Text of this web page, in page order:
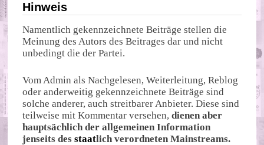
Hinweis
Namentlich gekennzeichnete Beiträge stellen die
Meinung des Autors des Beitrages dar und nicht
unbedingt die der Partei.
Vom Admin als Nachgelesen, Weiterleitung, Reblog
oder anderweitig gekennzeichnete Beiträge sind
solche anderer, auch streitbarer Anbieter. Diese sind
teilweise mit Kommentar versehen,dienen aber
hauptsächlich der allgemeinen Information
jenseits desstaatlich verordneten Mainstreams.